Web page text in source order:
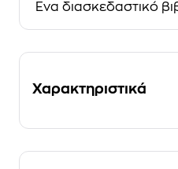
Ένα διασκεδαστικό
Χαρακτηριστικά